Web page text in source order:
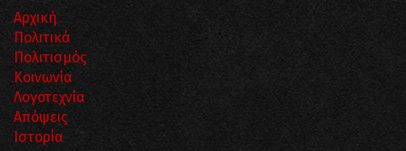
Αρχική
Πολιτικά
Πολιτισμός
Κοινωνία
Λογοτεχνία
Απόψεις
Ιστορία